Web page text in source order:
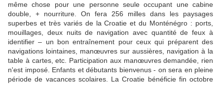
même chose pour une personne seule occupant une cabine
double, + nourriture. On fera 256 milles dans les paysages
superbes et très variés de la Croatie et du Monténégro : ports,
mouillages, deux nuits de navigation avec quantité de feux à
identifier – un bon entraînement pour ceux qui préparent des
navigations lointaines, manœuvres sur aussières, navigation à la
table à cartes, etc. Participation aux manœuvres demandée, rien
n'est imposé. Enfants et débutants bienvenus - on sera en pleine
période de vacances scolaires. La Croatie bénéficie fin octobre